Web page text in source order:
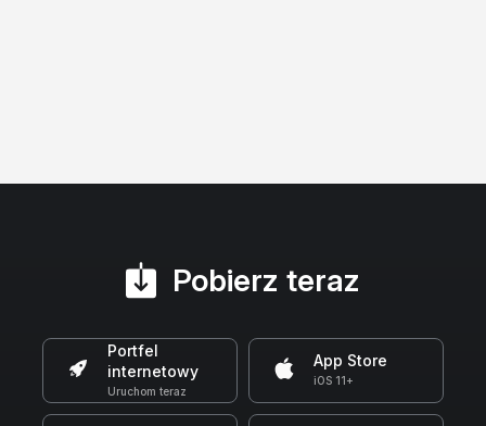
Pobierz teraz
Portfel
internetowy
Uruchom teraz
App Store
iOS 11+